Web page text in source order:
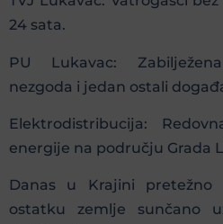
24 sata.
PU Lukavac:
nezgoda i jedan ostali
Elektrodistribucija:
energije na području Grada
Danas u Krajini
ostatku zemlje sunčano